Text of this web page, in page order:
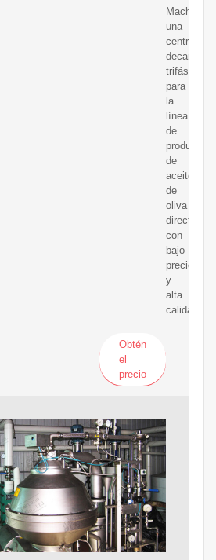
una
centrífuga
trifásica
para
la
línea
de
producción
de
aceite
de
oliva
con
bajo
precio
y
alta
calidad.
Obtén
el
precio